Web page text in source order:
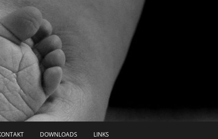
DOWNLOADS LINKS